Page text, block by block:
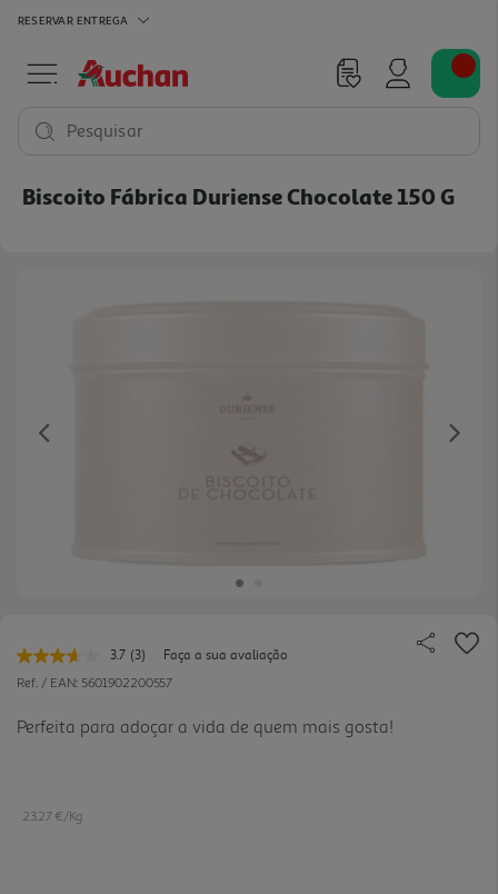
RESERVAR ENTREGA
Pesquisar
Biscoito Fábrica Duriense Chocolate 150 G
Previous
3.7 Leu
3
Link
para
(3)
Faça a sua avaliação
Ref. / EAN: 5601902200557
Perfeita para adoçar a vida de quem mais gosta!
23.27 €/Kg